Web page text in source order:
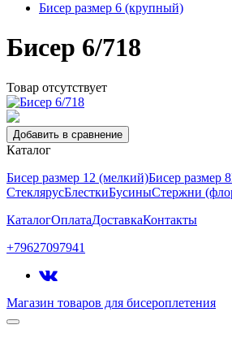
Бисер размер 6 (крупный)
Бисер 6/718
Товар отсутствует
Добавить в сравнение
Каталог
Бисер размер 12 (мелкий)Бисер размер 8
СтеклярусБлесткиБусиныСтержни
КаталогОплатаДоставкаКонтакты
+79627097941
Магазин товаров для бисероплетения